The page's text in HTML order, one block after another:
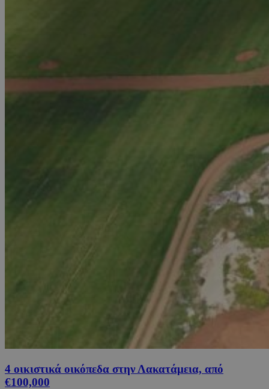
4 οικιστικά οικόπεδα στην Λακατάμεια, από
€100,000